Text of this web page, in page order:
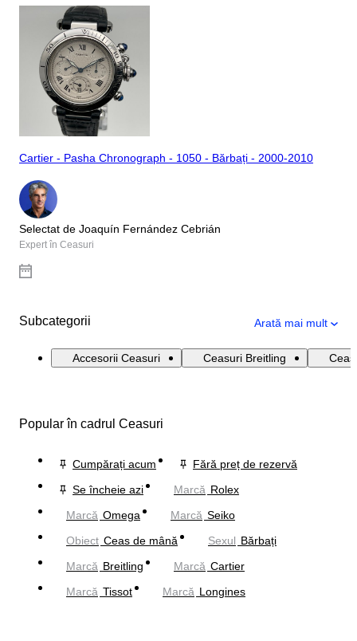
Cartier - Pasha Chronograph - 1050 - Bărbați - 2000-2010
Selectat de Joaquín Fernández Cebrián
Expert în Ceasuri
Subcategorii Arată mai mult
Accesorii Ceasuri Ceasuri Breitling
Popular în cadrul Ceasuri
Cumpărați acum
Fără preț de rezervă
Se încheie azi
Marcă Rolex
Marcă Omega Marcă Seiko
Obiect Ceas de mână Sexul Bărbați
Marcă Breitling Marcă Cartier
Marcă Tissot Marcă Longines